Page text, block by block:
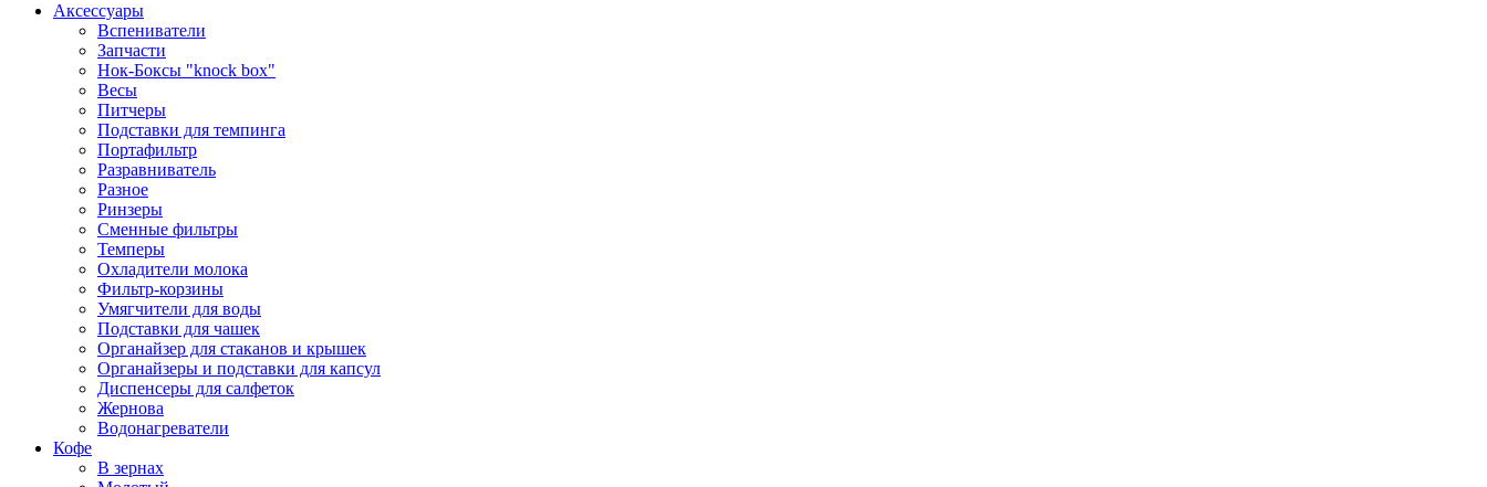
Аксессуары
Вспениватели
Запчасти
Нок-Боксы "knock box"
Весы
Питчеры
Подставки для темпинга
Портафильтр
Разравниватель
Разное
Ринзеры
Сменные фильтры
Темперы
Охладители молока
Фильтр-корзины
Умягчители для воды
Подставки для чашек
Органайзер для стаканов и крышек
Органайзеры и подставки для капсул
Диспенсеры для салфеток
Жернова
Водонагреватели
Кофе
В зернах